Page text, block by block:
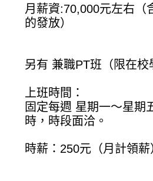
月薪資:70,000元左右（
的發放）
另有 兼職PT班（限在校
上班時間：
固定每週 星期一～星期
時，時段面洽。
時薪：250元（月計領薪